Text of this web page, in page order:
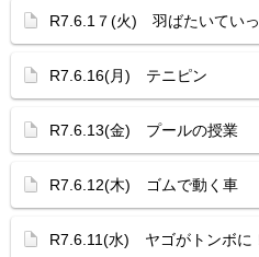
R7.6.1７(火) 羽ばたいてい
R7.6.16(月) テニピン
R7.6.13(金) プールの授業
R7.6.12(木) ゴムで動く車
R7.6.11(水) ヤゴがトンボに